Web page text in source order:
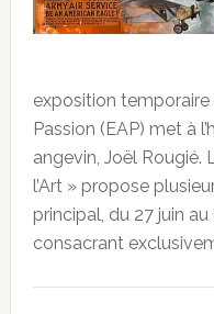
exposition temporaire
Passion (EAP) met à
angevin, Joël Rougié.
l’Art » propose
principal, du 27 juin
consacrant